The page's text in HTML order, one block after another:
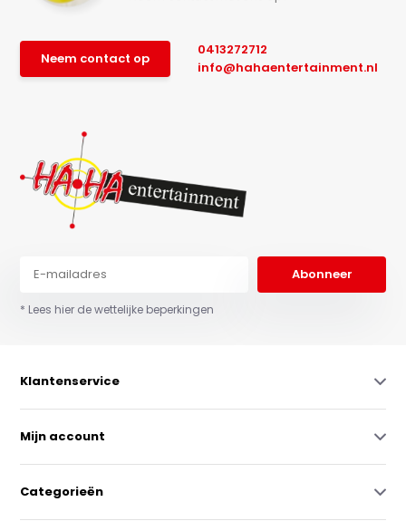
Neem contact op
0413272712
info@hahaentertainment.nl
Abonneer
* Lees hier de wettelijke beperkingen
Klantenservice
Mijn account
Categorieën